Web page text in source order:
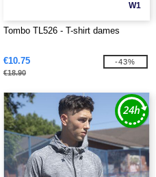
W1
Tombo TL526 - T-shirt dames
€10.75
€18.90
-43%